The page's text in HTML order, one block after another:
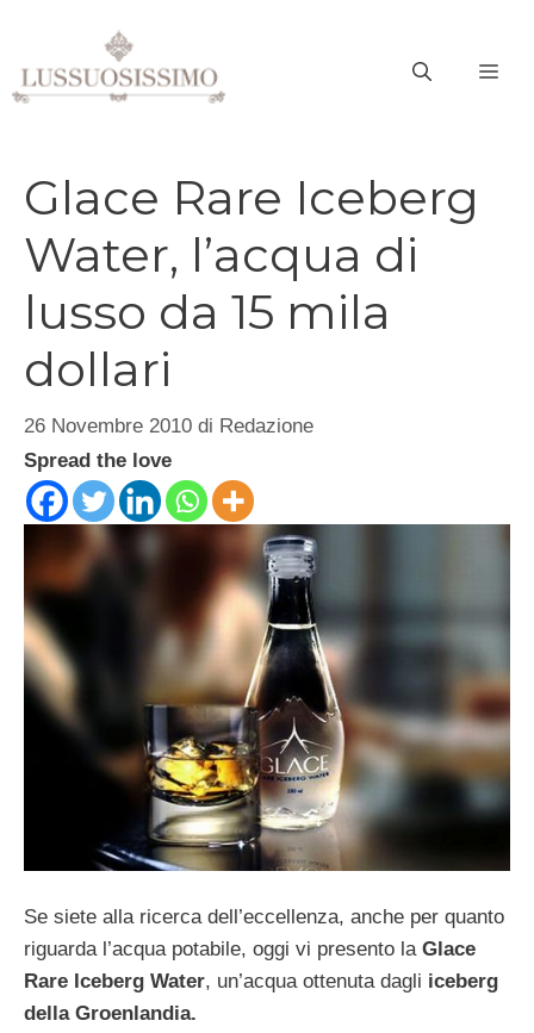
contenuto
Glace Rare Iceberg
Water, l’acqua di
lusso da 15 mila
dollari
26 Novembre 2010 di Redazione
Spread the love
Se siete alla ricerca dell’eccellenza, anche per quanto
riguarda l’acqua potabile, oggi vi presento la Glace
Rare Iceberg Water, un’acqua ottenuta dagli iceberg
della Groenlandia.